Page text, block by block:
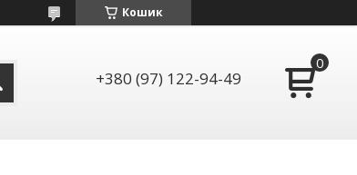
Кошик
+380 (97) 122-94-49